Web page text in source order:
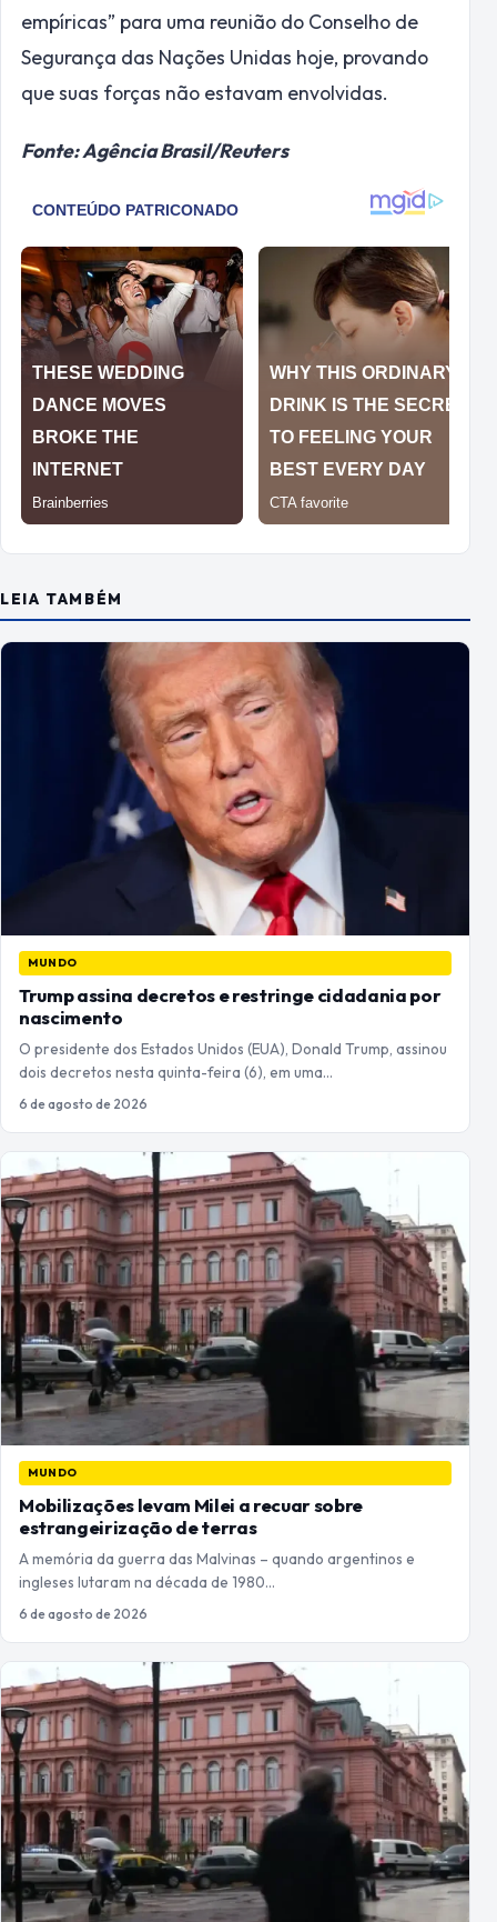
empíricas” para uma reunião do Conselho de
Segurança das Nações Unidas hoje, provando
que suas forças não estavam envolvidas.
Fonte: Agência Brasil/Reuters
LEIA TAMBÉM
MUNDO
Trump assina decretos e restringe cidadania por
nascimento
O presidente dos Estados Unidos (EUA), Donald Trump, assinou
dois decretos nesta quinta-feira (6), em uma…
6 de agosto de 2026
MUNDO
Mobilizações levam Milei a recuar sobre
estrangeirização de terras
A memória da guerra das Malvinas – quando argentinos e
ingleses lutaram na década de 1980…
6 de agosto de 2026